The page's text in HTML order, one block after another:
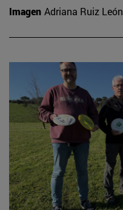
Imagen Adriana Ruiz León